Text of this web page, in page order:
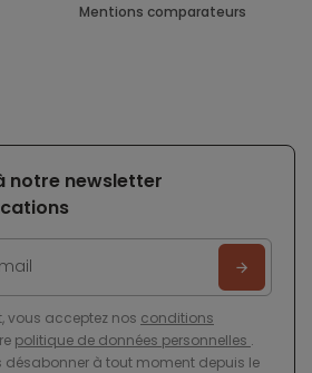
Mentions comparateurs
notre newsletter
vous acceptez nos conditions
politique de données personnelles .
désabonner à tout moment depuis le